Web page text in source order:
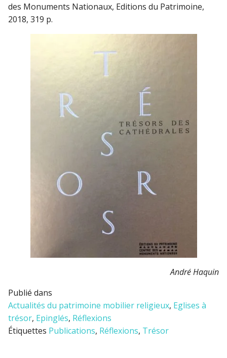
des Monuments Nationaux, Editions du Patrimoine,
2018, 319 p.
André Haquin
Publié dans
Actualités du patrimoine mobilier religieux, Eglises à
trésor, Epinglés, Réflexions
Étiquettes Publications, Réflexions, Trésor